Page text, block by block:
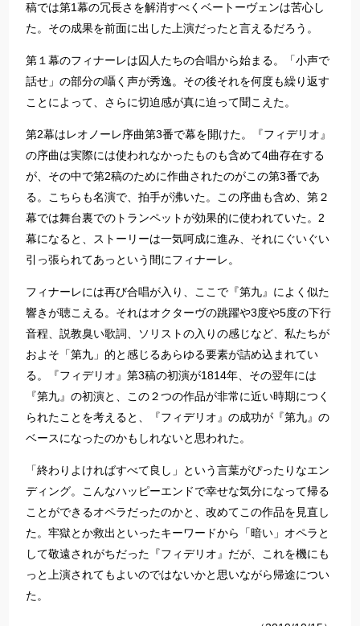
稿では第1幕の冗長さを解消すべくベートーヴェンは苦心し
た。その成果を前面に出した上演だったと言えるだろう。
第１幕のフィナーレは囚人たちの合唱から始まる。「小声で
話せ」の部分の囁く声が秀逸。その後それを何度も繰り返す
ことによって、さらに切迫感が真に迫って聞こえた。
第2幕はレオノーレ序曲第3番で幕を開けた。『フィデリオ』
の序曲は実際には使われなかったものも含めて4曲存在する
が、その中で第2稿のために作曲されたのがこの第3番であ
る。こちらも名演で、拍手が沸いた。この序曲も含め、第２
幕では舞台裏でのトランペットが効果的に使われていた。2
幕になると、ストーリーは一気呵成に進み、それにぐいぐい
引っ張られてあっという間にフィナーレ。
フィナーレには再び合唱が入り、ここで『第九』によく似た
響きが聴こえる。それはオクターヴの跳躍や3度や5度の下行
音程、説教臭い歌詞、ソリストの入りの感じなど、私たちが
およそ「第九」的と感じるあらゆる要素が詰め込まれてい
る。『フィデリオ』第3稿の初演が1814年、その翌年には
『第九』の初演と、この２つの作品が非常に近い時期につく
られたことを考えると、『フィデリオ』の成功が『第九』の
ベースになったのかもしれないと思われた。
「終わりよければすべて良し」という言葉がぴったりなエン
ディング。こんなハッピーエンドで幸せな気分になって帰る
ことができるオペラだったのかと、改めてこの作品を見直し
た。牢獄とか救出といったキーワードから「暗い」オペラと
して敬遠されがちだった『フィデリオ』だが、これを機にも
っと上演されてもよいのではないかと思いながら帰途につい
た。